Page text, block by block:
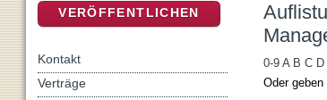
0-9 A B C D
Oder
VERÖFFENTLICHEN
Kontakt
Verträge